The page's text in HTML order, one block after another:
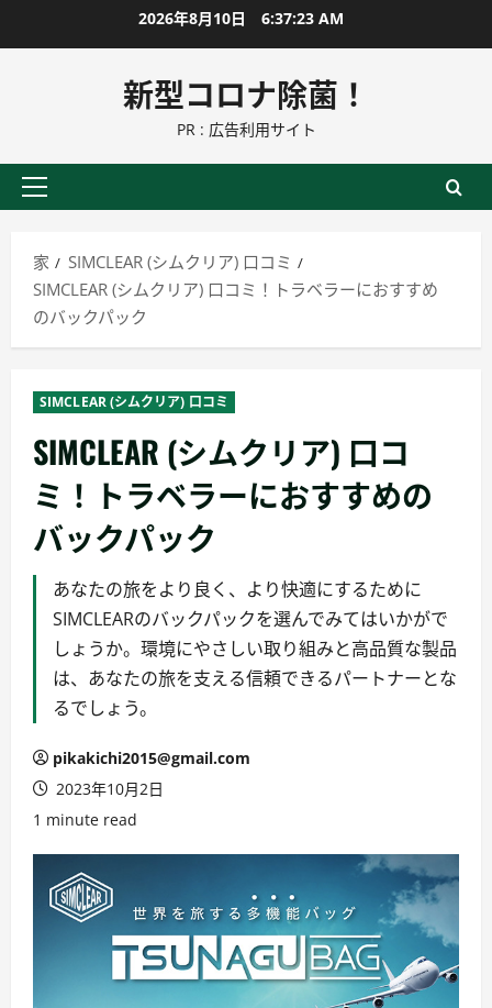
ン
に
2026年8月10日 6:37:24 AM
新型コロナ除菌！
PR : 広告利用サイト
プ
イ
マ
リ
ニ
ュ
ー
家
SIMCLEAR (シムクリア) 口コミ
SIMCLEAR (シムクリア) 口コミ！トラベラーにおすすめ
のバックパック
SIMCLEAR (シムクリア) 口コミ
SIMCLEAR (シムクリア) 口コ
ミ！トラベラーにおすすめの
バックパック
あなたの旅をより良く、より快適にするために
SIMCLEARのバックパックを選んでみてはいかがで
しょうか。環境にやさしい取り組みと高品質な製品
は、あなたの旅を支える信頼できるパートナーとな
るでしょう。
pikakichi2015@gmail.com
2023年10月2日
1 minute read